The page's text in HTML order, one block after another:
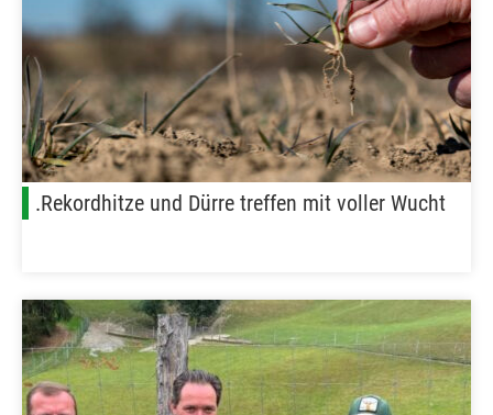
.Rekordhitze und Dürre treffen mit voller Wucht